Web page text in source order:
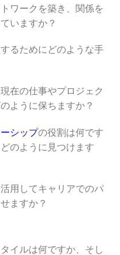
ワークを築き、関係を
いますか？
るためにどのような手
在の仕事やプロジェク
ように保ちますか？
シップの役割は何です
のように見つけます
用してキャリアでのパ
ますか？
イルは何ですか、そし